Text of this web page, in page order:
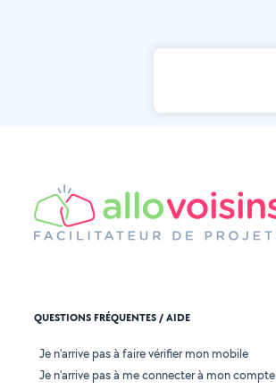
QUESTIONS FRÉQUENTES / AIDE
Je n'arrive pas à faire vérifier mon mobile
Je n'arrive pas à me connecter à mon compte